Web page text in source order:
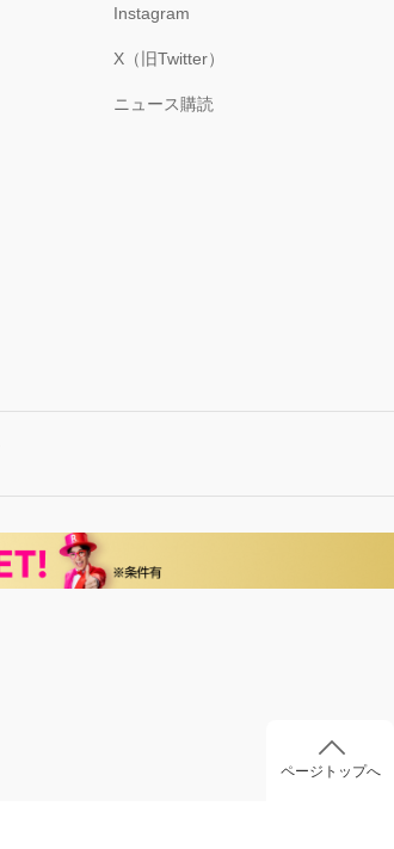
Instagram
X（旧Twitter）
ニュース購読
ページトップへ